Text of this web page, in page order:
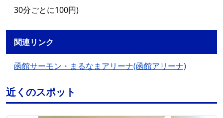
30分ごとに100円)
関連リンク
函館サーモン・まるなまアリーナ(函館アリーナ)
近くのスポット